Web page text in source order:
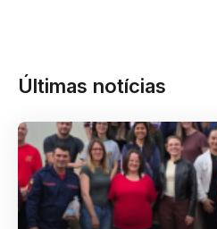
Últimas notícias